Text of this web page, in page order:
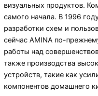
визуальных продуктов.
самого начала. В 1996
разработки схем и
сейчас АMINA по-
работы над
также производства
устройств, такие как
компонентов домашнего